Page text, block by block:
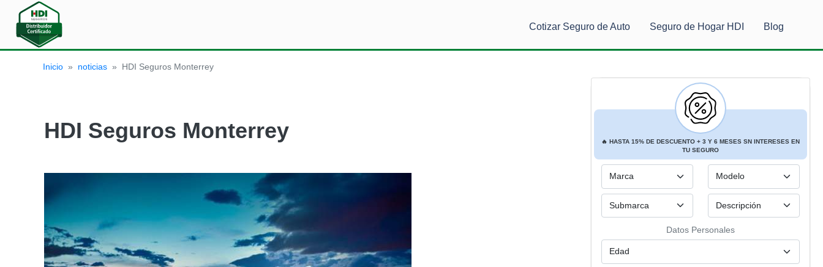
Cotizar Seguro de Auto Seguro de Hogar HDI Blog
Auto
Hogar
HDI
Blog
Inicio » noticias » HDI Seguros Monterrey
HDI Seguros Monterrey 🔥 HASTA 15% DE DESCUENTO + 3 Y 6 MESES SN INTERESES EN
TU SEGURO
Datos Personales